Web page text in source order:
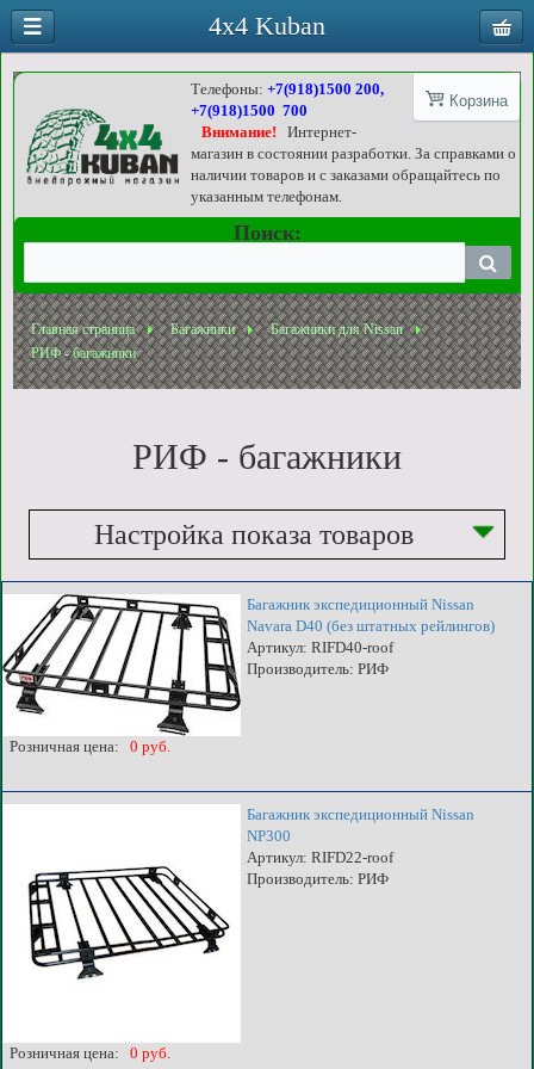
Корзина
Телефоны:+7(918)1500 200,
+7(918)1500 700
Внимание!
Интернет-
магазин в состоянии разработки. За справками о
наличии товаров и с заказами обращайтесь по
указанным телефонам.
Поиск:
Главная страница Багажники
Багажники для Nissan
РИФ - багажники
РИФ - багажники
Настройка показа товаров
Багажник экспедиционный Nissan
Navara D40 (без штатных рейлингов)
Артикул: RIFD40-roof
Производитель: РИФ
Розничная цена: 0 руб.
Багажник экспедиционный Nissan
NP300
Артикул: RIFD22-roof
Производитель: РИФ
Розничная цена: 0 руб.
4x4 Kuban